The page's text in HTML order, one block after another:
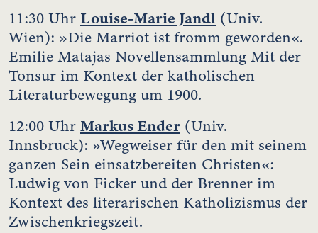
11:30 Uhr Louise-Marie Jandl (Univ.
Wien): »Die Marriot ist fromm geworden«.
Emilie Matajas Novellensammlung Mit der
Tonsur im Kontext der katholischen
Literaturbewegung um 1900.
12:00 Uhr Markus Ender (Univ.
Innsbruck): »Wegweiser für den mit seinem
ganzen Sein einsatzbereiten Christen«:
Ludwig von Ficker und der Brenner im
Kontext des literarischen Katholizismus der
Zwischenkriegszeit.